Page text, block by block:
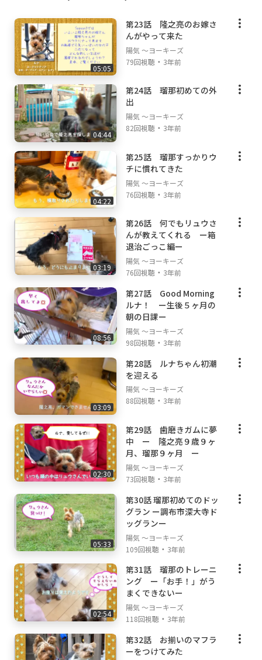
05:05
第23話 隆之亮のお嫁さ
んがやって来た
陽気 ～ヨーキーズ
79回視聴 ・ 3年前
04:44
第24話 瑠那初めての外
出
陽気 ～ヨーキーズ
82回視聴 ・ 3年前
04:22
第25話 瑠那すっかりウ
チに慣れてきた
陽気 ～ヨーキーズ
76回視聴 ・ 3年前
03:19
第26話 何でもリュウさ
んが教えてくれる ー箱
退治ごっこ編ー
陽気 ～ヨーキーズ
76回視聴 ・ 3年前
08:56
第27話 Good Morning
ルナ！ ー生後５ヶ月の
朝の日課ー
陽気 ～ヨーキーズ
98回視聴 ・ 3年前
03:09
第28話 ルナちゃん初潮
を迎える
陽気 ～ヨーキーズ
88回視聴 ・ 3年前
02:30
第29話 歯磨きガムに夢
中 ー 隆之亮９歳９ヶ
月、瑠那９ヶ月 ー
陽気 ～ヨーキーズ
73回視聴 ・ 3年前
05:33
第30話 瑠那初めてのドッ
グラン ー調布市深大寺ド
ッグランー
陽気 ～ヨーキーズ
109回視聴 ・ 3年前
02:54
第31話 瑠那のトレーニ
ング ー「お手！」がう
まくできないー
陽気 ～ヨーキーズ
118回視聴 ・ 3年前
第32話 お揃いのマフラ
ーをつけてみた